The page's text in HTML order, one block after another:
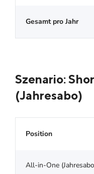
Gesamt pro Jahr
Szenario:
(Jahresabo)
Position
All-in-One